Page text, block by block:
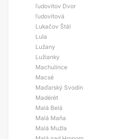
ľudovítov Dvor
ľudovítová
Lukačov Štál
Lula
Lužany
Lužianky
Machulince
Macsé
Maďarský Svodín
Madérét
Malá Belá
Malá Maňa
Malá Mužla